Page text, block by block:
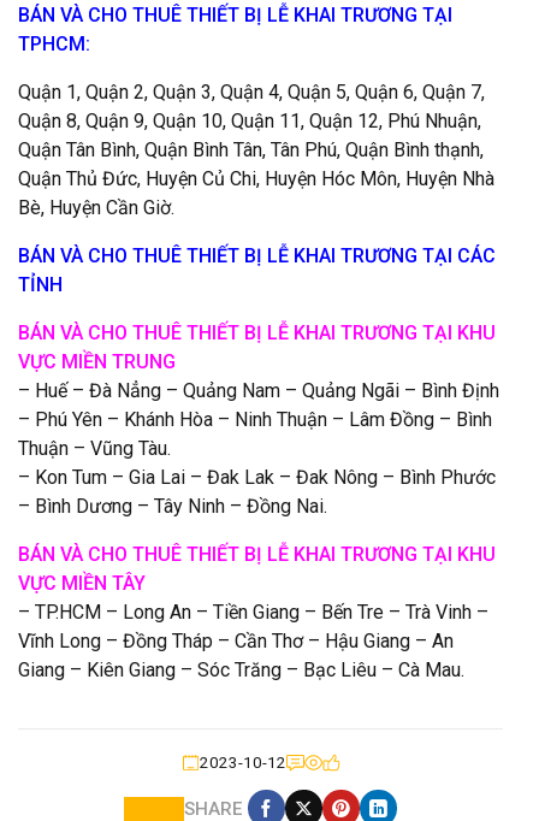
BÁN VÀ CHO THUÊ THIẾT BỊ LỄ KHAI TRƯƠNG TẠI
TPHCM:
Quận 1, Quận 2, Quận 3, Quận 4, Quận 5, Quận 6, Quận 7,
Quận 8, Quận 9, Quận 10, Quận 11, Quận 12, Phú Nhuận,
Quận Tân Bình, Quận Bình Tân, Tân Phú, Quận Bình thạnh,
Quận Thủ Đức, Huyện Củ Chi, Huyện Hóc Môn, Huyện Nhà
Bè, Huyện Cần Giờ.
BÁN VÀ CHO THUÊ THIẾT BỊ LỄ KHAI TRƯƠNG TẠI CÁC
TỈNH
BÁN VÀ CHO THUÊ THIẾT BỊ LỄ KHAI TRƯƠNG TẠI KHU
VỰC MIỀN TRUNG
– Huế – Đà Nẳng – Quảng Nam – Quảng Ngãi – Bình Định
– Phú Yên – Khánh Hòa – Ninh Thuận – Lâm Đồng – Bình
Thuận – Vũng Tàu.
– Kon Tum – Gia Lai – Đak Lak – Đak Nông – Bình Phước
– Bình Dương – Tây Ninh – Đồng Nai.
BÁN VÀ CHO THUÊ THIẾT BỊ LỄ KHAI TRƯƠNG TẠI KHU
VỰC MIỀN TÂY
– TP.HCM – Long An – Tiền Giang – Bến Tre – Trà Vinh –
Vĩnh Long – Đồng Tháp – Cần Thơ – Hậu Giang – An
Giang – Kiên Giang – Sóc Trăng – Bạc Liêu – Cà Mau.
2023-10-12
SHARE